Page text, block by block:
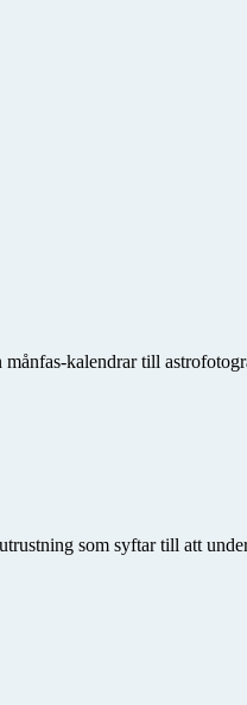
kalendrar till
som syftar till att